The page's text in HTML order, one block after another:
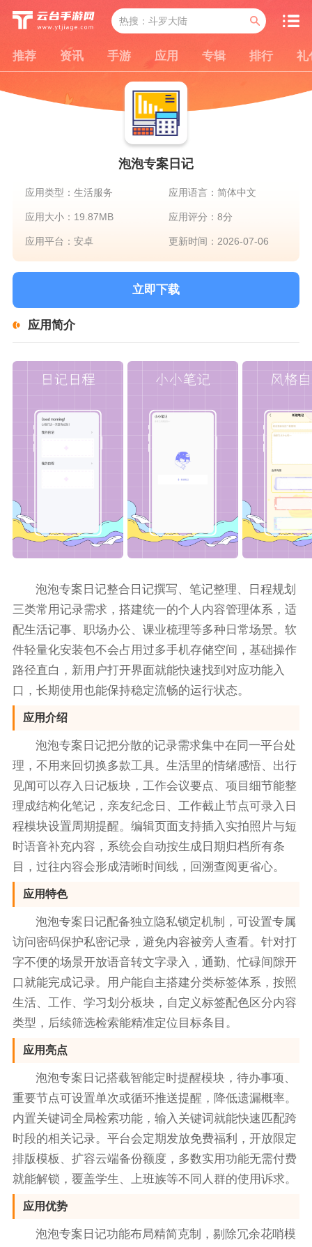
推荐 资讯 手游 应用 专辑 排行 礼
泡泡专案日记
应用类型：生活服务 应用语言：简体中文
应用大小：19.87MB 应用评分：8分
应用平台：安卓 更新时间：2026-07-06
立即下载
应用简介
泡泡专案日记整合日记撰写、笔记整理、日程规划
三类常用记录需求，搭建统一的个人内容管理体系，适
配生活记事、职场办公、课业梳理等多种日常场景。软
件轻量化安装包不会占用过多手机存储空间，基础操作
路径直白，新用户打开界面就能快速找到对应功能入
口，长期使用也能保持稳定流畅的运行状态。
应用介绍
泡泡专案日记把分散的记录需求集中在同一平台处
理，不用来回切换多款工具。生活里的情绪感悟、出行
见闻可以存入日记板块，工作会议要点、项目细节能整
理成结构化笔记，亲友纪念日、工作截止节点可录入日
程模块设置周期提醒。编辑页面支持插入实拍照片与短
时语音补充内容，系统会自动按生成日期归档所有条
目，过往内容会形成清晰时间线，回溯查阅更省心。
应用特色
泡泡专案日记配备独立隐私锁定机制，可设置专属
访问密码保护私密记录，避免内容被旁人查看。针对打
字不便的场景开放语音转文字录入，通勤、忙碌间隙开
口就能完成记录。用户能自主搭建分类标签体系，按照
生活、工作、学习划分板块，自定义标签配色区分内容
类型，后续筛选检索能精准定位目标条目。
应用亮点
泡泡专案日记搭载智能定时提醒模块，待办事项、
重要节点可设置单次或循环推送提醒，降低遗漏概率。
内置关键词全局检索功能，输入关键词就能快速匹配跨
时段的相关记录。平台会定期发放免费福利，开放限定
排版模板、扩容云端备份额度，多数实用功能无需付费
就能解锁，覆盖学生、上班族等不同人群的使用诉求。
应用优势
泡泡专案日记功能布局精简克制，剔除冗余花哨模